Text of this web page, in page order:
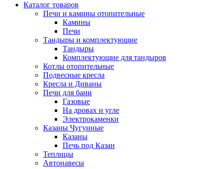
Каталог товаров
Печи и камины отопительные
Камины
Печи
Тандыры и комплектующие
Тандыры
Комплектующие для тандыров
Котлы отопительные
Подвесные кресла
Кресла и Диваны
Печи для бани
Газовые
На дровах и угле
Электрокаменки
Казаны Чугунные
Казаны
Печь под Казан
Теплицы
Автонавесы